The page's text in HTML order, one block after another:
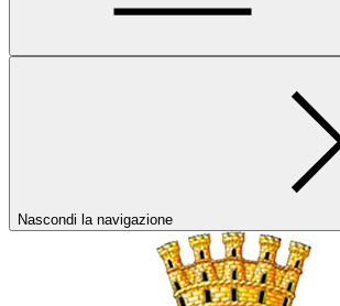
Nascondi la navigazione